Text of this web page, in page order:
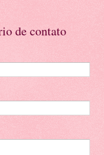
de contato